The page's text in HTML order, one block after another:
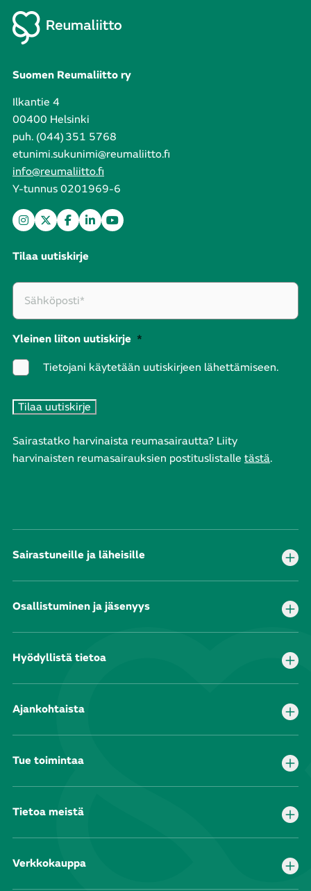
Suomen Reumaliitto ry
Ilkantie 4
00400 Helsinki
puh. (044) 351 5768
etunimi.sukunimi@reumaliitto.fi
info@reumaliitto.fi
Y-tunnus 0201969-6
Tilaa uutiskirje
Yleinen liiton uutiskirje *
Tietojani käytetään uutiskirjeen lähettämiseen.
Sairastatko harvinaista reumasairautta? Liity
harvinaisten reumasairauksien postituslistalle tästä.
Sairastuneille ja läheisille
Osallistuminen ja jäsenyys
Hyödyllistä tietoa
Ajankohtaista
Tue toimintaa
Tietoa meistä
Verkkokauppa